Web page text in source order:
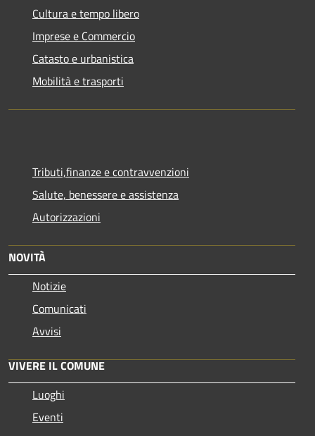
Cultura e tempo libero
Imprese e Commercio
Catasto e urbanistica
Mobilità e trasporti
Tributi,finanze e contravvenzioni
Salute, benessere e assistenza
Autorizzazioni
NOVITÀ
Notizie
Comunicati
Avvisi
VIVERE IL COMUNE
Luoghi
Eventi